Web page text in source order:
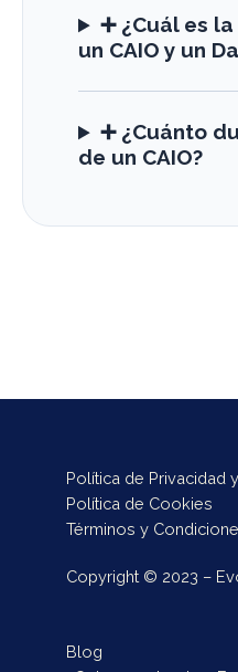
➕ ¿Cuál es
un CAIO y un
➕ ¿Cuánto
de un CAIO?
Política de Privacidad
Política de Cookies
Términos y
Copyright © 2023 –
Blog